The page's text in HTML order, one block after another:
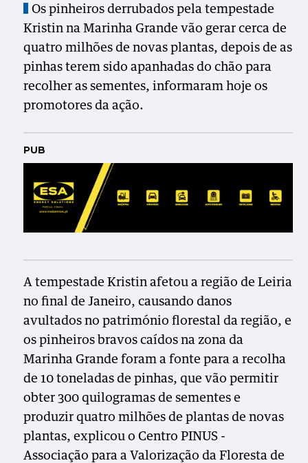
Os pinheiros derrubados pela tempestade
Kristin na Marinha Grande vão gerar cerca de
quatro milhões de novas plantas, depois de as
pinhas terem sido apanhadas do chão para
recolher as sementes, informaram hoje os
promotores da ação.
PUB
A tempestade Kristin afetou a região de Leiria
no final de Janeiro, causando danos
avultados no património florestal da região, e
os pinheiros bravos caídos na zona da
Marinha Grande foram a fonte para a recolha
de 10 toneladas de pinhas, que vão permitir
obter 300 quilogramas de sementes e
produzir quatro milhões de plantas de novas
plantas, explicou o Centro PINUS -
Associação para a Valorização da Floresta de